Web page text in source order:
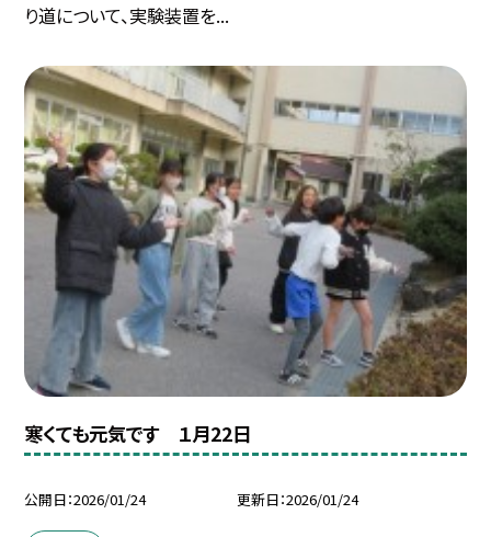
り道について、実験装置を...
寒くても元気です １月22日
公開日 2026/01/24 更新日 2026/01/24